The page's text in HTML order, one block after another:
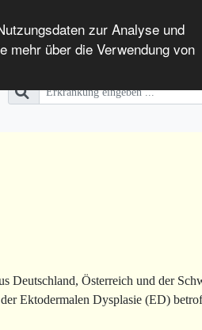
zur Analyse und
mehr über die Verwendung von
Deutschland, Österreich und der
Ektodermalen Dysplasie (ED)